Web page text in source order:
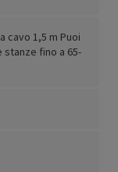
cavo 1,5 m Puoi
stanze fino a 65-